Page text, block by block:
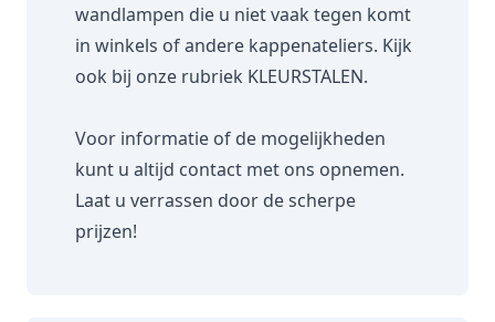
wandlampen die u niet vaak tegen komt
in winkels of andere kappenateliers. Kijk
ook bij onze rubriek KLEURSTALEN.
Voor informatie of de mogelijkheden
kunt u altijd contact met ons opnemen.
Laat u verrassen door de scherpe
prijzen!